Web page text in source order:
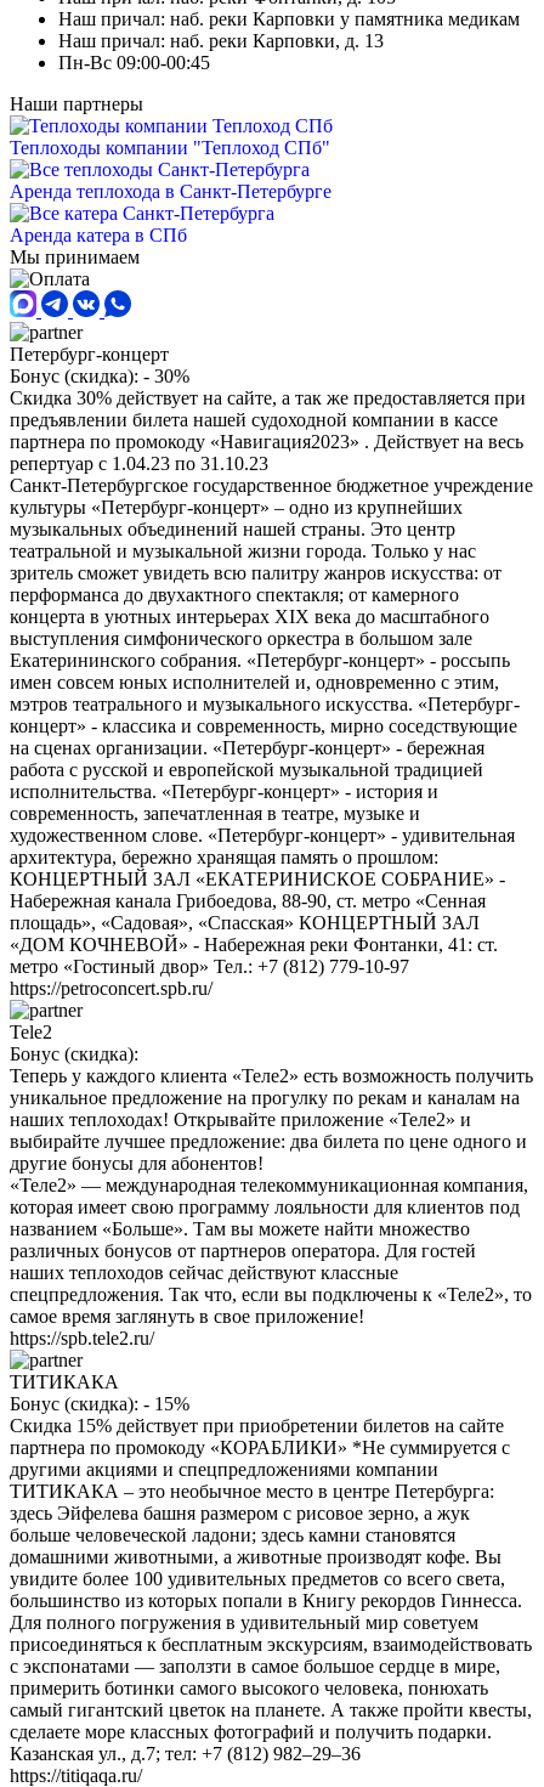
Наш причал: наб. реки Карповки у памятника медикам
Наш причал: наб. реки Карповки, д. 13
Пн-Вс 09:00-00:45
Наши партнеры
Теплоходы компании "Теплоход СПб"
Аренда теплохода в Санкт-Петербурге
Аренда катера в СПб
Мы принимаем
Петербург-концерт
Бонус (скидка): - 30%
Скидка 30% действует на сайте, а так же предоставляется при
предъявлении билета нашей судоходной компании в кассе
партнера по промокоду «Навигация2023» . Действует на весь
репертуар с 1.04.23 по 31.10.23
Санкт-Петербургское государственное бюджетное учреждение
культуры «Петербург-концерт» – одно из крупнейших
музыкальных объединений нашей страны. Это центр
театральной и музыкальной жизни города. Только у нас
зритель сможет увидеть всю палитру жанров искусства: от
перформанса до двухактного спектакля; от камерного
концерта в уютных интерьерах ХIХ века до масштабного
выступления симфонического оркестра в большом зале
Екатерининского собрания. «Петербург-концерт» - россыпь
имен совсем юных исполнителей и, одновременно с этим,
мэтров театрального и музыкального искусства. «Петербург-
концерт» - классика и современность, мирно соседствующие
на сценах организации. «Петербург-концерт» - бережная
работа с русской и европейской музыкальной традицией
исполнительства. «Петербург-концерт» - история и
современность, запечатленная в театре, музыке и
художественном слове. «Петербург-концерт» - удивительная
архитектура, бережно хранящая память о прошлом:
КОНЦЕРТНЫЙ ЗАЛ «ЕКАТЕРИНИСКОЕ СОБРАНИЕ» -
Набережная канала Грибоедова, 88-90, ст. метро «Сенная
площадь», «Садовая», «Спасская» КОНЦЕРТНЫЙ ЗАЛ
«ДОМ КОЧНЕВОЙ» - Набережная реки Фонтанки, 41: ст.
метро «Гостиный двор» Тел.: +7 (812) 779-10-97
https://petroconcert.spb.ru/
Tele2
Бонус (скидка):
Теперь у каждого клиента «Теле2» есть возможность получить
уникальное предложение на прогулку по рекам и каналам на
наших теплоходах! Открывайте приложение «Теле2» и
выбирайте лучшее предложение: два билета по цене одного и
другие бонусы для абонентов!
«Теле2» — международная телекоммуникационная компания,
которая имеет свою программу лояльности для клиентов под
названием «Больше». Там вы можете найти множество
различных бонусов от партнеров оператора. Для гостей
наших теплоходов сейчас действуют классные
спецпредложения. Так что, если вы подключены к «Теле2», то
самое время заглянуть в свое приложение!
https://spb.tele2.ru/
ТИТИКАКА
Бонус (скидка): - 15%
Скидка 15% действует при приобретении билетов на сайте
партнера по промокоду «КОРАБЛИКИ» *Не суммируется с
другими акциями и спецпредложениями компании
ТИТИКАКА – это необычное место в центре Петербурга:
здесь Эйфелева башня размером с рисовое зерно, а жук
больше человеческой ладони; здесь камни становятся
домашними животными, а животные производят кофе. Вы
увидите более 100 удивительных предметов со всего света,
большинство из которых попали в Книгу рекордов Гиннесса.
Для полного погружения в удивительный мир советуем
присоединяться к бесплатным экскурсиям, взаимодействовать
с экспонатами — заползти в самое большое сердце в мире,
примерить ботинки самого высокого человека, понюхать
самый гигантский цветок на планете. А также пройти квесты,
сделаете море классных фотографий и получить подарки.
Казанская ул., д.7; тел: +7 (812) 982–29–36
https://titiqaqa.ru/